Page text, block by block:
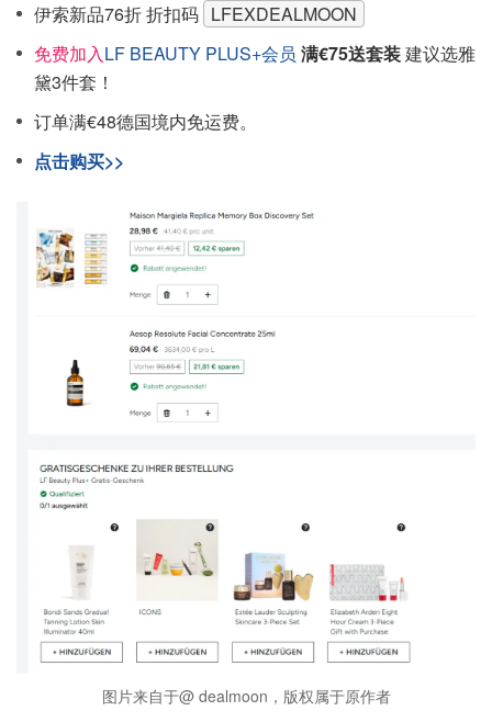
伊索新品76折 折扣码 LFEXDEALMOON
免费加入LF BEAUTY PLUS+会员 满€75送套装建议选雅
黛3件套！
订单满€48德国境内免运费。
点击购买>>
图片来自于@ dealmoon，版权属于原作者